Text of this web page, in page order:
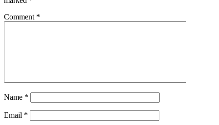
Comment *
Name *
Email *